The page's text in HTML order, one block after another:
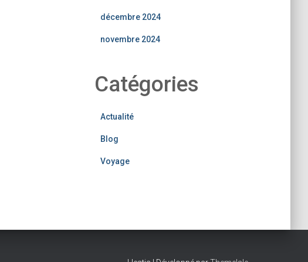
décembre 2024
novembre 2024
Catégories
Actualité
Blog
Voyage